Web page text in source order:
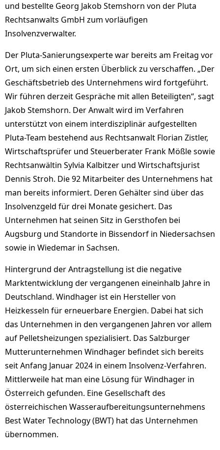
und bestellte Georg Jakob Stemshorn von der Pluta
Rechtsanwalts GmbH zum vorläufigen
Insolvenzverwalter.
Der Pluta-Sanierungsexperte war bereits am Freitag vor
Ort, um sich einen ersten Überblick zu verschaffen. „Der
Geschäftsbetrieb des Unternehmens wird fortgeführt.
Wir führen derzeit Gespräche mit allen Beteiligten“, sagt
Jakob Stemshorn. Der Anwalt wird im Verfahren
unterstützt von einem interdisziplinär aufgestellten
Pluta-Team bestehend aus Rechtsanwalt Florian Zistler,
Wirtschaftsprüfer und Steuerberater Frank Mößle sowie
Rechtsanwältin Sylvia Kalbitzer und Wirtschaftsjurist
Dennis Stroh. Die 92 Mitarbeiter des Unternehmens hat
man bereits informiert. Deren Gehälter sind über das
Insolvenzgeld für drei Monate gesichert. Das
Unternehmen hat seinen Sitz in Gersthofen bei
Augsburg und Standorte in Bissendorf in Niedersachsen
sowie in Wiedemar in Sachsen.
Hintergrund der Antragstellung ist die negative
Marktentwicklung der vergangenen eineinhalb Jahre in
Deutschland. Windhager ist ein Hersteller von
Heizkesseln für erneuerbare Energien. Dabei hat sich
das Unternehmen in den vergangenen Jahren vor allem
auf Pelletsheizungen spezialisiert. Das Salzburger
Mutterunternehmen Windhager befindet sich bereits
seit Anfang Januar 2024 in einem Insolvenz-Verfahren.
Mittlerweile hat man eine Lösung für Windhager in
Österreich gefunden. Eine Gesellschaft des
österreichischen Wasseraufbereitungsunternehmens
Best Water Technology (BWT) hat das Unternehmen
übernommen.